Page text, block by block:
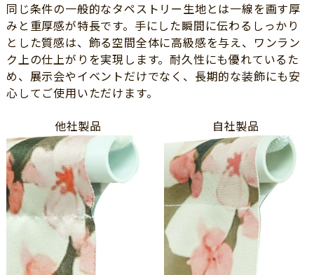
同じ条件の一般的なタペストリー生地とは一線を画す厚
みと重厚感が特長です。手にした瞬間に伝わるしっかり
とした質感は、飾る空間全体に高級感を与え、ワンラン
ク上の仕上がりを実現します。耐久性にも優れているた
め、展示会やイベントだけでなく、長期的な装飾にも安
心してご使用いただけます。
他社製品 自社製品